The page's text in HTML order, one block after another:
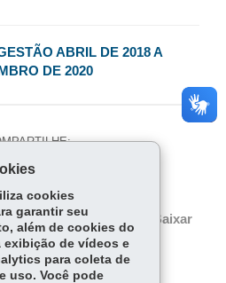
ABRIL DE 2018 A
DE 2020
Fa
ce
bo
ok
Tw
itt
er
Ap
p
Imprimir Baixar
cookies
garantir seu
além de cookies do
exibição de vídeos e
para coleta de
uso. Você pode